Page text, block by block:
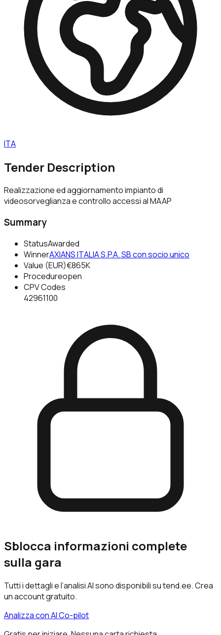
ITA
Tender Description
Realizzazione ed aggiornamento impianto di
videosorveglianza e controllo accessi al MAAP
Summary
StatusAwarded
WinnerAXIANS ITALIA S.P.A. SB con socio unico
Value (EUR)€865K
Procedureopen
CPV Codes
42961100
Sblocca informazioni complete
sulla gara
Tutti i dettagli e l’analisi AI sono disponibili su tend.ee. Crea
un account gratuito.
Analizza con AI Co-pilot